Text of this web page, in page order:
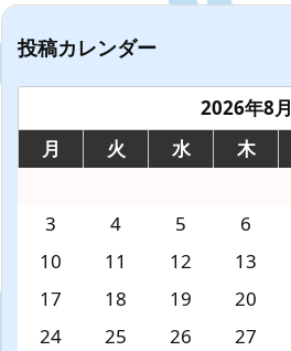
投稿カレンダー
2026年8月
月
火 水 木
3
4 5 6
10
11 12 13
17
18 19 20
24
25 26 27